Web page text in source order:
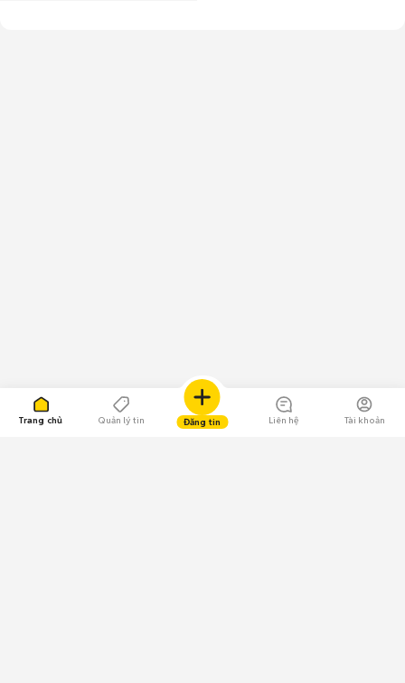
Trang chủ Quản lý tin Đăng tin Liên hệ Tài khoản